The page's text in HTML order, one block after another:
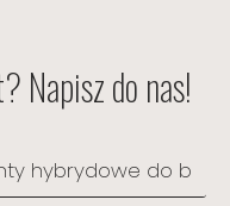
Napisz do nas!